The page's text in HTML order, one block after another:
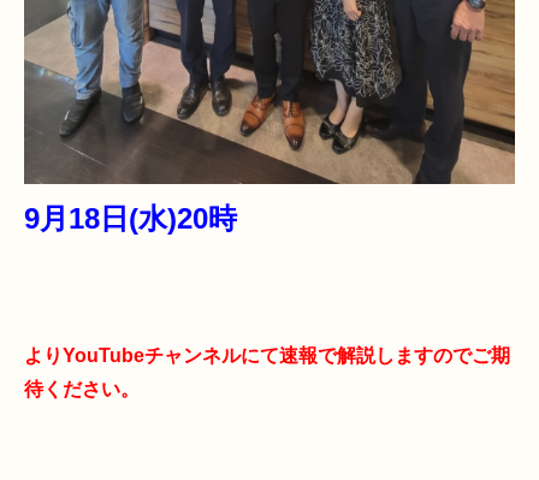
9月18日(水)20時
よりYouTubeチャンネルにて速報で解説しますのでご期
待ください。